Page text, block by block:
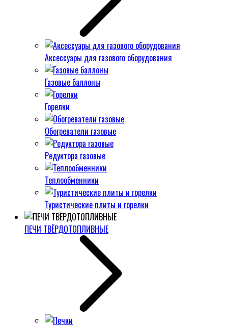
Аксессуары для газового оборудования
Газовые баллоны
Горелки
Обогреватели газовые
Редуктора газовые
Теплообменники
Туристические плиты и горелки
ПЕЧИ ТВЁРДОТОПЛИВНЫЕ